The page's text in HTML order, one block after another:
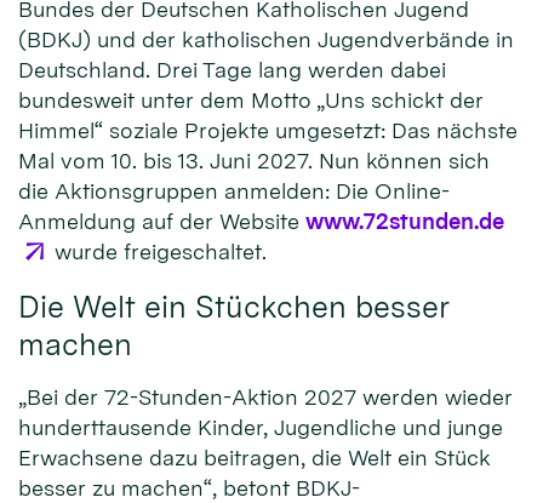
Bundes der Deutschen Katholischen Jugend
(BDKJ) und der katholischen Jugendverbände in
Deutschland. Drei Tage lang werden dabei
bundesweit unter dem Motto „Uns schickt der
Himmel“ soziale Projekte umgesetzt: Das nächste
Mal vom 10. bis 13. Juni 2027. Nun können sich
die Aktionsgruppen anmelden: Die Online-
Anmeldung auf der Website www.72stunden.de
wurde freigeschaltet.
Die Welt ein Stückchen besser
machen
„Bei der 72-Stunden-Aktion 2027 werden wieder
hunderttausende Kinder, Jugendliche und junge
Erwachsene dazu beitragen, die Welt ein Stück
besser zu machen“, betont BDKJ-